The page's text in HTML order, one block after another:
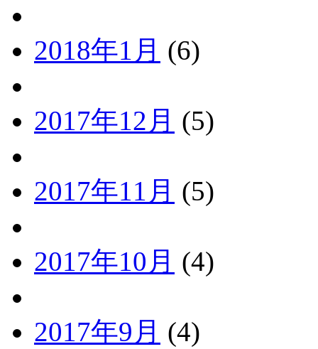
2018年1月 (6)
2017年12月 (5)
2017年11月 (5)
2017年10月 (4)
2017年9月 (4)